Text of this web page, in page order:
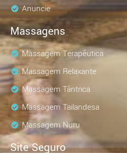
Anuncie
Massagens
Massagem Terapêutica
Massagem Relaxante
Massagem Tântrica
Massagem Tailandesa
Massagem Nuru
Site Seguro